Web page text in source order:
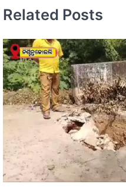
Related Posts